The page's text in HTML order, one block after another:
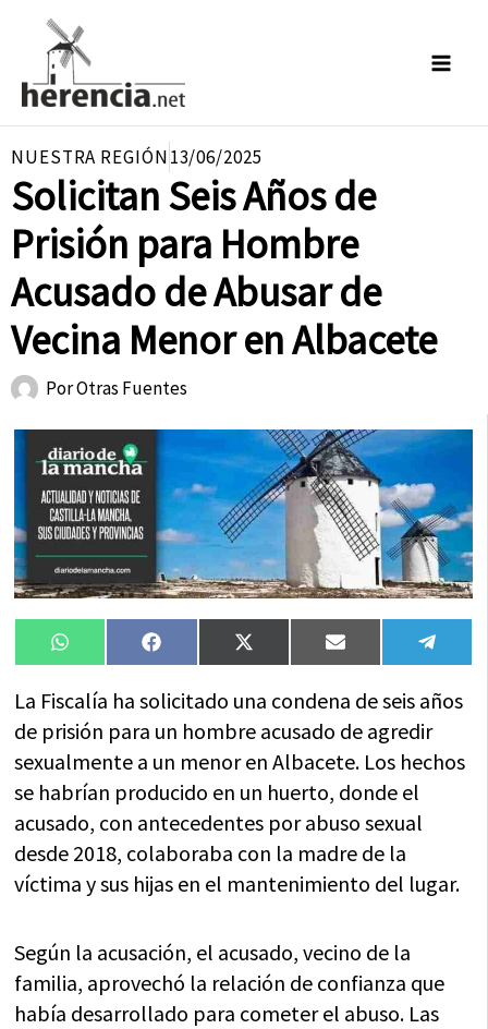
contenido
NUESTRA REGIÓN13/06/2025
Solicitan Seis Años de
Prisión para Hombre
Acusado de Abusar de
Vecina Menor en Albacete
PorOtras Fuentes
Compartir
en
WhatsAppCompartir
en
FacebookCompartir
en
X
(Twitter)
Compartir
en
Email
en
La Fiscalía ha solicitado una condena de seis años
de prisión para un hombre acusado de agredir
sexualmente a un menor en Albacete. Los hechos
se habrían producido en un huerto, donde el
acusado, con antecedentes por abuso sexual
desde 2018, colaboraba con la madre de la
víctima y sus hijas en el mantenimiento del lugar.
Según la acusación, el acusado, vecino de la
familia, aprovechó la relación de confianza que
había desarrollado para cometer el abuso. Las